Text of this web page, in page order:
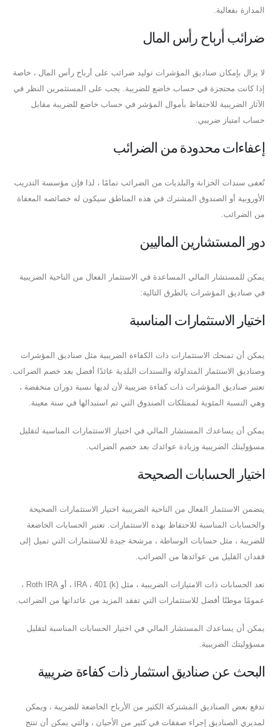
المدارة بفعالية.
ضرائب أرباح رأس المال
لا يزال بإمكان صناديق المؤشرات توليد ضرائب على أرباح رأس المال ، خاصة
إذا كانت محتجزة في حساب خاضع للضريبة. يجب على المستثمرين النظر في
الآثار الضريبية للاحتفاظ بأموال المؤشر في حساب خاضع للضريبة مقابل
حساب امتياز ضريبي.
إعفاءات محدودة من الضرائب
تُعفى سندات الخزانة والبلديات من الضرائب تمامًا ، لذا فإن مؤسسة التدريب
الأوروبية أو الصندوق المشترك في هذه المناطق سيكون له خصائصه المعفاة
من الضرائب.
دور المستشارين الماليين
يمكن للمستشار المالي المساعدة في الاستثمار الفعال من الناحية الضريبية
في صناديق المؤشرات بالطرق التالية:
اختيار الاستثمارات المناسبة
يمكن أن تمنحك الاستثمارات ذات الكفاءة الضريبية مثل صناديق المؤشرات
وصناديق الاستثمار المتداولة والسندات البلدية عائدًا أفضل بعد خصم الضرائب.
تعتبر صناديق المؤشرات ذات كفاءة ضريبية لأن لديها نسبة دوران منخفضة ،
وهي النسبة المئوية لممتلكات الصندوق التي تم استبدالها في سنة معينة.
يمكن أن يساعدك المستشار المالي في اختيار الاستثمارات المناسبة لتقليل
مسؤوليتك الضريبية وزيادة عوائدك بعد خصم الضرائب.
اختيار الحسابات الصحيحة
يتضمن الاستثمار الفعال من الناحية الضريبية اختيار الاستثمارات الصحيحة
والحسابات المناسبة للاحتفاظ بهذه الاستثمارات. تعتبر الحسابات الخاضعة
للضريبة ، مثل حسابات الوساطة ، مرشحة جيدة للاستثمارات التي تميل إلى
فقدان القليل من عوائدها من الضرائب.
تعد الحسابات ذات الامتيازات الضريبية ، مثل IRA ، 401 (k) ، أو Roth IRA ،
عمومًا موطنًا أفضل للاستثمارات التي تفقد المزيد من عائداتها من الضرائب.
يمكن أن يساعدك المستشار المالي في اختيار الحسابات المناسبة لتقليل
مسؤوليتك الضريبية.
البحث عن صناديق استثمار ذات كفاءة ضريبية
تدفع بعض الصناديق المشتركة الكثير من الأرباح الخاضعة للضريبة ، ويمكن
لمديري الصناديق إجراء صفقات في كثير من الأحيان ، والتي يمكن أن تنتج